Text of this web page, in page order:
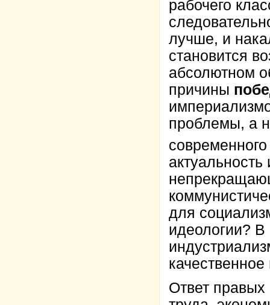
рабочего
лучше, и
становится
абсолютном
причины
проблемы, а
для
идеологии?
Ответ правых